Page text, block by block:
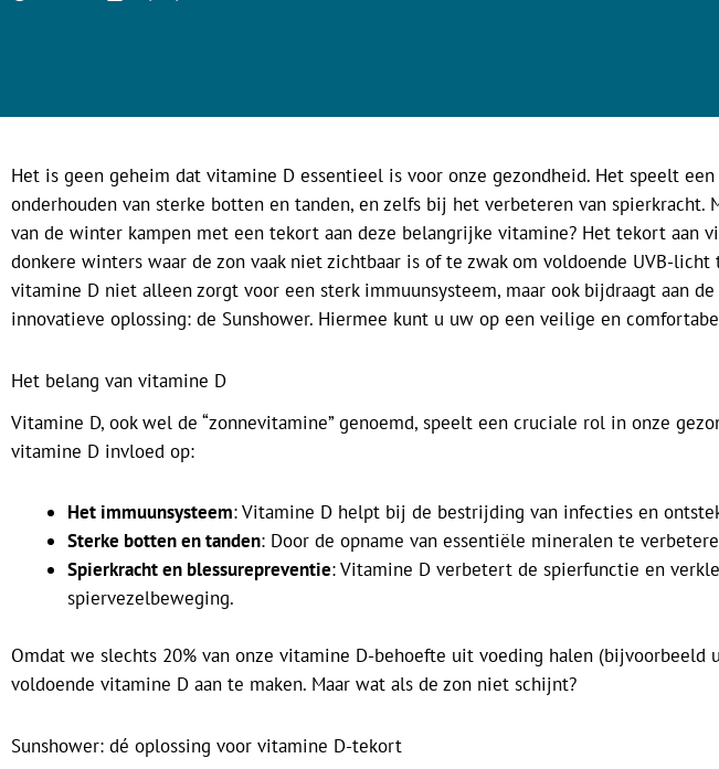
Het is geen geheim dat vitamine D essentieel is voor onze gezondheid. Het speelt
onderhouden van sterke botten en tanden, en zelfs bij het verbeteren van
van de winter kampen met een tekort aan deze belangrijke vitamine? Het tekort aan
donkere winters waar de zon vaak niet zichtbaar is of te zwak om voldoende UVB-
vitamine D niet alleen zorgt voor een sterk immuunsysteem, maar ook bijdraagt aan
innovatieve oplossing: de Sunshower. Hiermee kunt u uw op een veilige en
Het belang van vitamine D
Vitamine D, ook wel de “zonnevitamine” genoemd, speelt een cruciale rol in onze
vitamine D invloed op:
Het immuunsysteem: Vitamine D helpt bij de bestrijding van infecties en
Sterke botten en tanden: Door de opname van essentiële mineralen te
Spierkracht en blessurepreventie: Vitamine D verbetert de spierfunctie en
spiervezelbeweging.
Omdat we slechts 20% van onze vitamine D-behoefte uit voeding halen
voldoende vitamine D aan te maken. Maar wat als de zon niet schijnt?
Sunshower: dé oplossing voor vitamine D-tekort